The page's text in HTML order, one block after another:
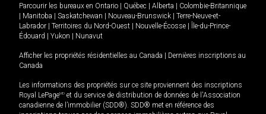
Parcourir les bureaux en Ontario Québec Alberta
Colombie-Britannique
Manitoba Saskatchewan Nouveau-Brunswick
Terre-Neuve-et-
Labrador
Territoires du Nord-Ouest Nouvelle-Écosse
Île-du-Prince-
Édouard
Yukon Nunavut
Afficher les propriétés résidentielles au Canada
Dernières inscriptions au
Canada
Les informations des propriétés sur ce site proviennent des inscriptions
Royal LePageMD et du service de distribution de données de l'Association
canadienne de l’immobilier (SDD®). SDD® met en référence des